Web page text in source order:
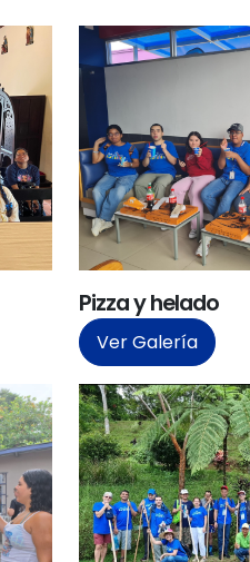
Pizza y helado
Ver Galería